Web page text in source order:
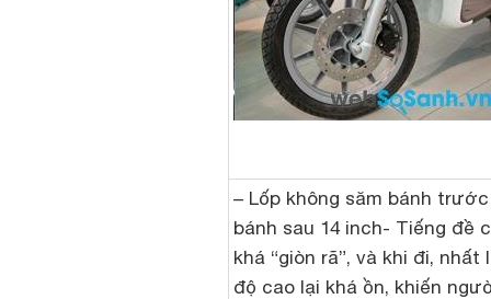
– Lốp không săm bánh
bánh sau 14 inch- Tiếng đề
khá “giòn rã”, và khi đi,
độ cao lại khá ồn, khiến